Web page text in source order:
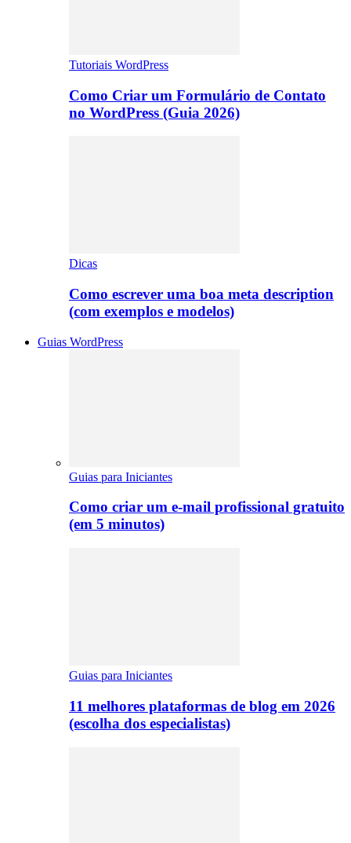
Tutoriais WordPress
Como Criar um Formulário de Contato
no WordPress (Guia 2026)
Dicas
Como escrever uma boa meta description
(com exemplos e modelos)
Guias WordPress
Guias para Iniciantes
Como criar um e-mail profissional gratuito
(em 5 minutos)
Guias para Iniciantes
11 melhores plataformas de blog em 2026
(escolha dos especialistas)